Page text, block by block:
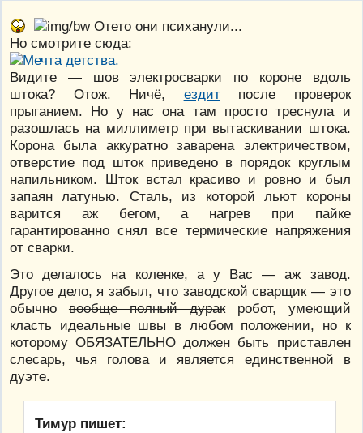
Отето они психанули...
Но смотрите сюда:
Видите — шов электросварки по короне вдоль
штока? Отож. Ничё, ездитпосле проверок
прыганием. Но у нас она там просто треснула и
разошлась на миллиметр при вытаскивании штока.
Корона была аккуратно заварена электричеством,
отверстие под шток приведено в порядок круглым
напильником. Шток встал красиво и ровно и был
запаян латунью. Сталь, из которой льют короны
варится аж бегом, а нагрев при пайке
гарантированно снял все термические напряжения
от сварки.
Это делалось на коленке, а у Вас — аж завод.
Другое дело, я забыл, что заводской сварщик — это
обычно вообще полный дуракробот, умеющий
класть идеальные швы в любом положении, но к
которому ОБЯЗАТЕЛЬНО должен быть приставлен
слесарь, чья голова и является единственной в
дуэте.
Тимур пишет: